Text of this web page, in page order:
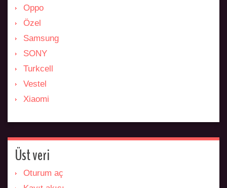
Oppo
Özel
Samsung
SONY
Turkcell
Vestel
Xiaomi
Üst veri
Oturum aç